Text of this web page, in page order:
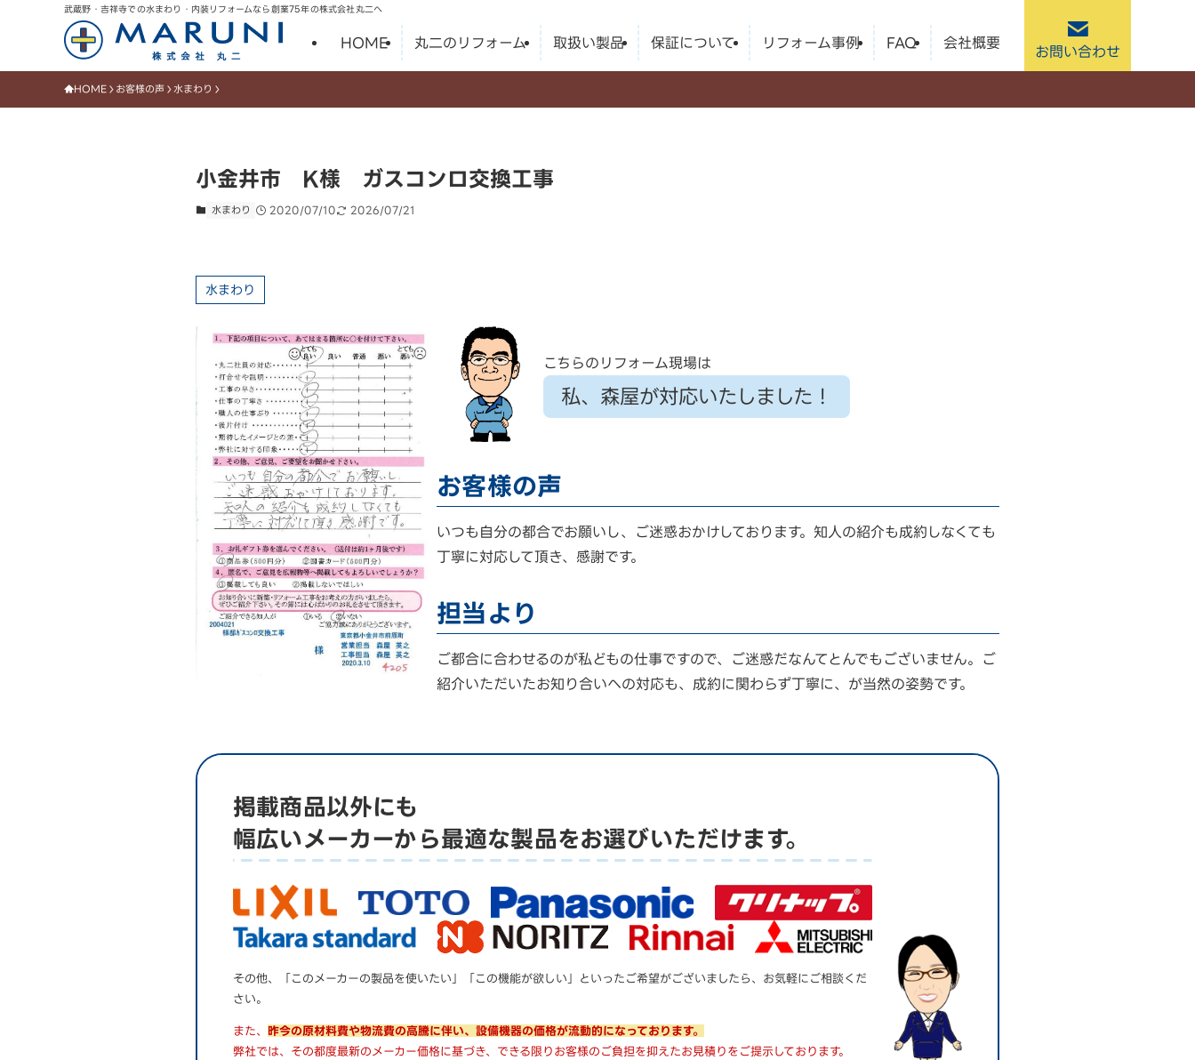
武蔵野・吉祥寺での水まわり・内装リフォームなら創業75年の株式会社丸二へ
HOME 丸二のリフォーム 取扱い製品 保証について リフォーム事例 FAQ 会社概要
お問い合わせ
HOME お客様の声 水まわり
小金井市 K様 ガスコンロ交換工事
水まわり 2020/07/10 2026/07/21
水まわり
こちらのリフォーム現場は
私、森屋が対応いたしました！
お客様の声
いつも自分の都合でお願いし、ご迷惑おかけしております。知人の紹介も成約しなくても
丁寧に対応して頂き、感謝です。
担当より
ご都合に合わせるのが私どもの仕事ですので、ご迷惑だなんてとんでもございません。ご
紹介いただいたお知り合いへの対応も、成約に関わらず丁寧に、が当然の姿勢です。
掲載商品以外にも
幅広いメーカーから最適な製品をお選びいただけます。
その他、「このメーカーの製品を使いたい」「この機能が欲しい」といったご希望がございましたら、お気軽にご相談くだ
さい。
また、
昨今の原材料費や物流費の高騰に伴い、設備機器の価格が流動的になっております。
弊社では、その都度最新のメーカー価格に基づき、できる限りお客様のご負担を抑えたお見積りをご提示しております。